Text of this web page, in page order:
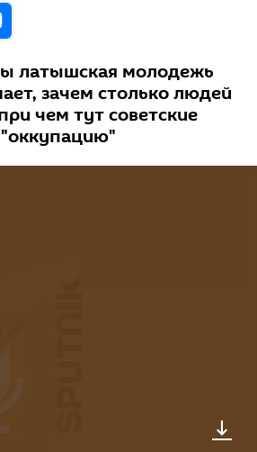
латышская молодежь
зачем столько людей
чем тут советские